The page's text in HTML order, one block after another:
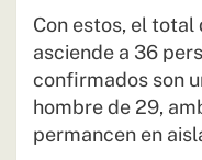
Con estos, el
asciende a 36
confirmados son
hombre de 29,
permancen en